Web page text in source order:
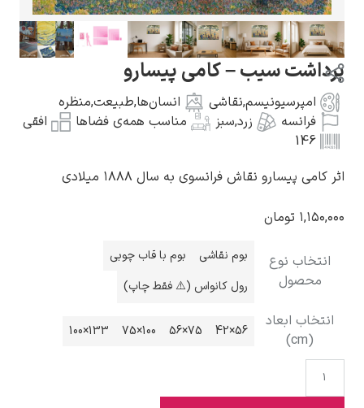
گوستاو کلیمت
ادوارد مونک
کامی پیسارو
– کامی پیسارو
,نقاشی انسان‌ها,طبیعت,منظره
زرد سبز مناسب همه‌ی فضاها افقی
نقاش فرانسوی به سال ۱۸۸۸ میلادی
بوم نقاشی
بوم با قاب چوبی
رول کانواس (⚠️ فقط چاپ)
75×56
100×75
133×100